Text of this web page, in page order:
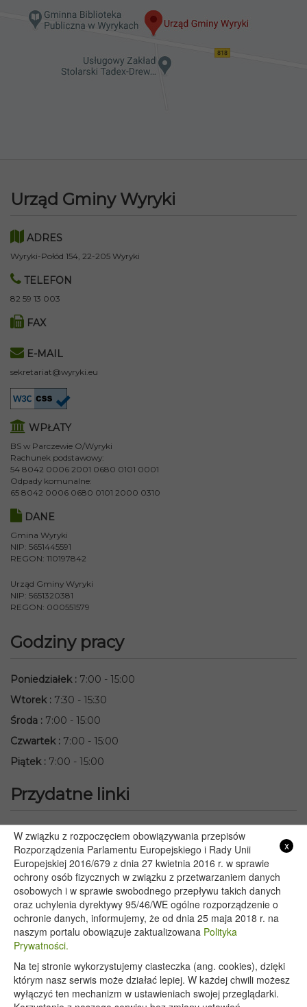
Urząd Gminy Wyryki
ADRES
Wyryki-Połód 154, 22-205 Wyryki
TELEFON
82 59 13 003
FAX
E-MAIL
sekretariat@wyryki.eu
WPŁATY
BS w Parczewie O/Wyryki
Rachunek podstawowy:
54 8042 0006 2001 0680 0101 0001
Odpady komunalne:
65 8042 0006 0680 0101 2000 0310
DANE
Gmina Wyryki
NIP: 5651445591
REGON: 110197842
Urząd Gminy Wyryki
NIP: 5651320381
REGON: 000551579
Godziny pracy
Poniedziałek: 7:00 - 15:00
Wtorek: 7:30 - 15:30
Środa : 7:00 - 15:00
Czwartek: 7:00 - 15:00
Piątek: 7:00 - 15:00
Przydatne linki
Starostwo Powiatowe we Włodawie
Lubelski Urząd Wojewódzki w Lublinie
Urząd Marszałkowski Województwa Lubelskiego w Lublinie
Serwis Rzeczypospolitej Polskiej
PGE – Planowane wyłączenia prądu
Poczta E-mail
Copyright 2020@ - Urząd Gminy Wyryki
x
W związku z rozpoczęciem obowiązywania przepisów
Rozporządzenia Parlamentu Europejskiego i Rady Unii
Europejskiej 2016/679 z dnia 27 kwietnia 2016 r. w sprawie
ochrony osób fizycznych w związku z przetwarzaniem danych
osobowych i w sprawie swobodnego przepływu takich danych
oraz uchylenia dyrektywy 95/46/WE ogólne rozporządzenie o
ochronie danych, informujemy, że od dnia 25 maja 2018 r. na
naszym portalu obowiązuje zaktualizowana Polityka
Prywatności.
Na tej stronie wykorzystujemy ciasteczka (ang. cookies), dzięki
którym nasz serwis może działać lepiej. W każdej chwili możesz
wyłączyć ten mechanizm w ustawieniach swojej przeglądarki.